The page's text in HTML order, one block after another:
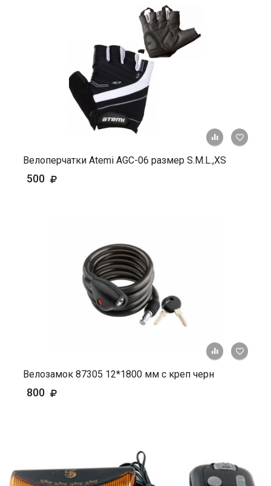
+ К
Велоперчатки Atemi AGC-06 размер S.M.L.,ХS
500
+ К
Велозамок 87305 12*1800 мм с креп черн
800